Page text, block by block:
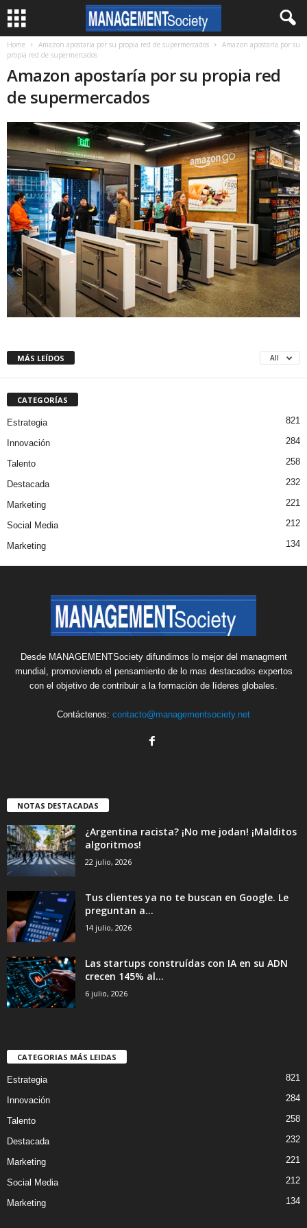
Home Amazon apostaría por su propia red de supermercados
Amazon apostaría por su
propia red de supermercados
Amazon apostaría por su propia red
de supermercados
MÁS LEÍDOS All
CATEGORÍAS
Estrategia 821
Innovación 284
Talento 258
Destacada 232
Marketing 221
Social Media 212
Marketing 134
Desde MANAGEMENTSociety difundimos lo mejor del managment
mundial, promoviendo el pensamiento de lo mas destacados expertos
con el objetivo de contribuir a la formación de líderes globales.
Contáctenos: contacto@managementsociety.net
NOTAS DESTACADAS
¿Argentina racista? ¡No me jodan! ¡Malditos
algoritmos!
22 julio, 2026
Tus clientes ya no te buscan en Google. Le
preguntan a...
14 julio, 2026
Las startups construídas con IA en su ADN
crecen 145% al...
6 julio, 2026
CATEGORIAS MÁS LEIDAS
Estrategia 821
Innovación 284
Talento 258
Destacada 232
Marketing 221
Social Media 212
Marketing 134